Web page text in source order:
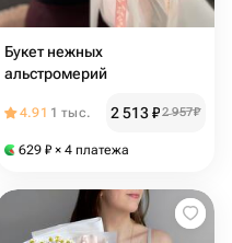
Букет нежных
альстромерий
4.91 1 тыс. 2 513₽2 957₽
629 ₽ × 4 платежа